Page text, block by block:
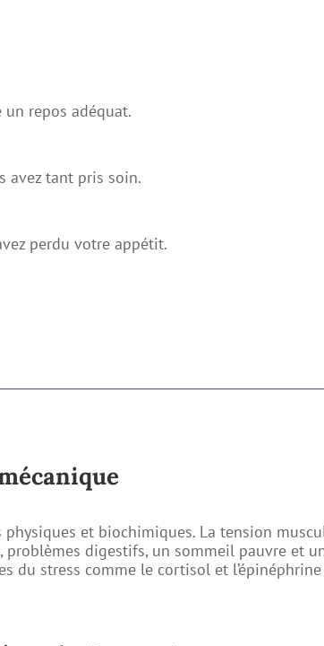
repos adéquat.
avez tant pris soin.
perdu votre appétit.
et biochimiques. La tension
digestifs, un sommeil pauvre et
du stress comme le cortisol et